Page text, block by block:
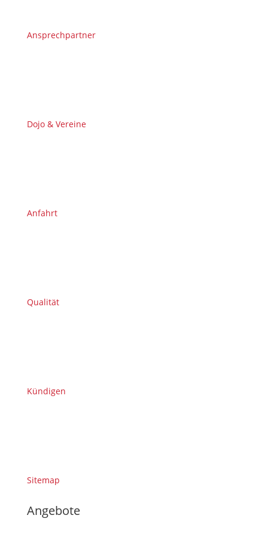
Ansprechpartner
Dojo & Vereine
Anfahrt
Qualität
Kündigen
Sitemap
Angebote